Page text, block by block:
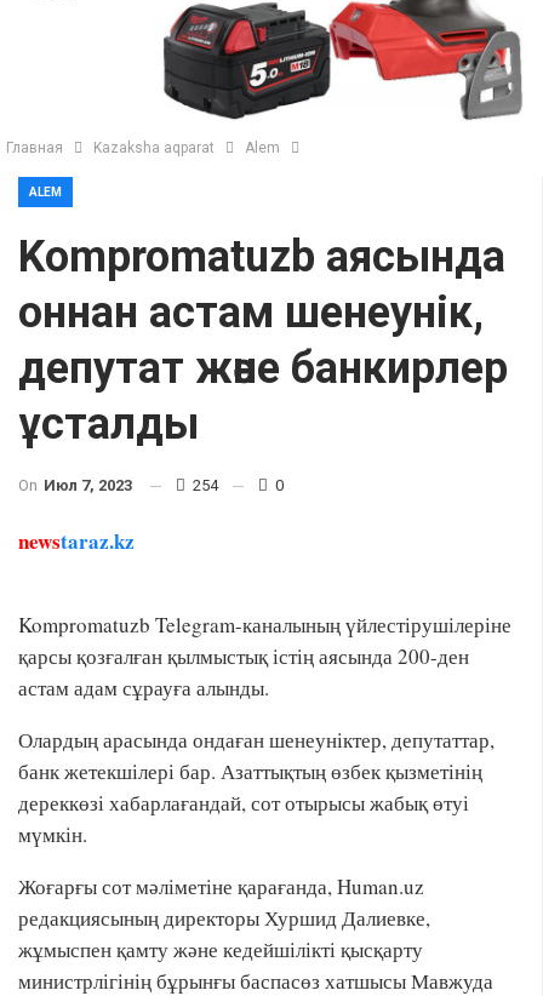
Главная Kazaksha aqparat Alem
ALEM
Kompromatuzb аясында
оннан астам шенеунік,
депутат және банкирлер
ұсталды
On Июл 7, 2023 254 0
newstaraz.kz
Kompromatuzb Telegram-каналының үйлестірушілеріне
қарсы қозғалған қылмыстық істің аясында 200-ден
астам адам сұрауға алынды.
Олардың арасында ондаған шенеуніктер, депутаттар,
банк жетекшілері бар. Азаттықтың өзбек қызметінің
дереккөзі хабарлағандай, сот отырысы жабық өтуі
мүмкін.
Жоғарғы сот мәліметіне қарағанда, Human.uz
редакциясының директоры Хуршид Далиевке,
жұмыспен қамту және кедейшілікті қысқарту
министрлігінің бұрынғы баспасөз хатшысы Мавжуда